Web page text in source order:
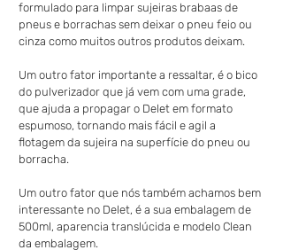
formulado para limpar sujeiras brabaas de
pneus e borrachas sem deixar o pneu feio ou
cinza como muitos outros produtos deixam.
Um outro fator importante a ressaltar, é o bico
do pulverizador que já vem com uma grade,
que ajuda a propagar o Delet em formato
espumoso, tornando mais fácil e agil a
flotagem da sujeira na superfície do pneu ou
borracha.
Um outro fator que nós também achamos bem
interessante no Delet, é a sua embalagem de
500ml, aparencia translúcida e modelo Clean
da embalagem.